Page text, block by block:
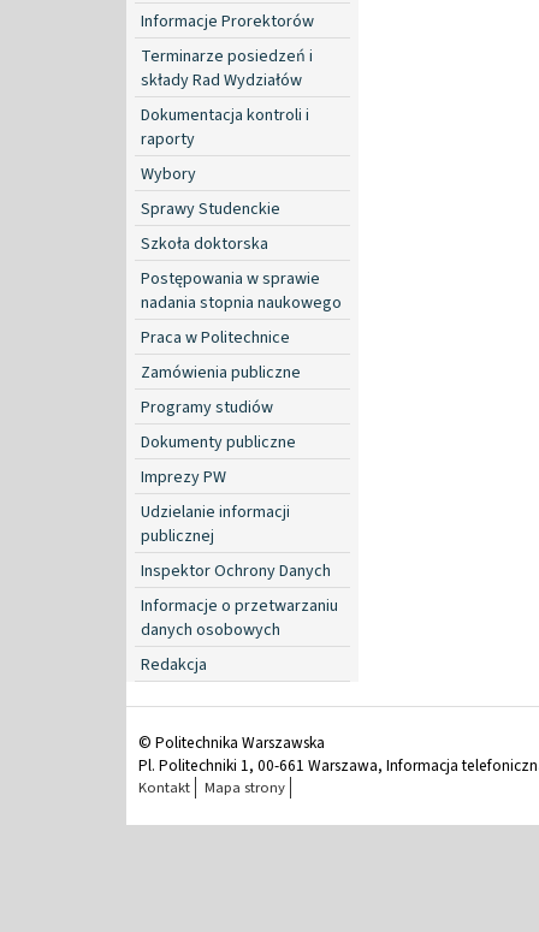
Informacje Prorektorów
Terminarze posiedzeń i
składy Rad Wydziałów
Dokumentacja kontroli i
raporty
Wybory
Sprawy Studenckie
Szkoła doktorska
Postępowania w sprawie
nadania stopnia naukowego
Praca w Politechnice
Zamówienia publiczne
Programy studiów
Dokumenty publiczne
Imprezy PW
Udzielanie informacji
publicznej
Inspektor Ochrony Danych
Informacje o przetwarzaniu
danych osobowych
Redakcja
© Politechnika Warszawska
Pl. Politechniki 1, 00-661 Warszawa, Informacja
Kontakt Mapa strony